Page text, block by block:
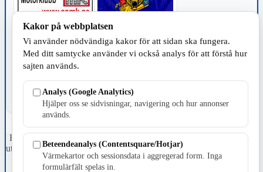
TILLVERKNING
Fristående webbtidningsföretag grundat 1991 som sedan 2002 ger
ut tidningen Skillingaryd.nu och 2010 lanserades Värnamo.nu. Från
april 2026 omfattar Skillingaryd.nu tre kommuner: Gnosjö,
Värnamo och Vaggeryds kommun.
Kakor på webbplatsen
Vi använder nödvändiga kakor för att sidan ska fungera.
Med ditt samtycke använder vi också analys för att förstå hur
sajten används.
Analys (Google Analytics)
Hjälper oss se sidvisningar, navigering och hur annonser
används.
Beteendeanalys (Contentsquare/Hotjar)
Värmekartor och sessionsdata i aggregerad form. Inga
formulärfält spelas in.